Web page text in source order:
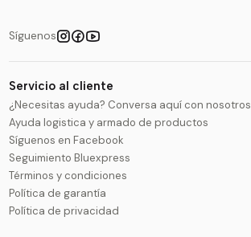
Síguenos
Servicio al cliente
¿Necesitas ayuda? Conversa aquí con nosotros
Ayuda logistica y armado de productos
Síguenos en Facebook
Seguimiento Bluexpress
Términos y condiciones
Política de garantía
Política de privacidad